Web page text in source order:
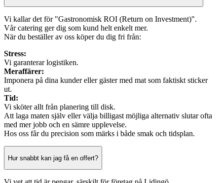
Vi kallar det för "Gastronomisk ROI (Return on Investment)".
Vår catering ger dig som kund helt enkelt mer.
När du beställer av oss köper du dig fri från:
Stress:
Vi garanterar logistiken.
Meraffärer:
Imponera på dina kunder eller gäster med mat som faktiskt sticker
ut.
Tid:
Vi sköter allt från planering till disk.
Att laga maten själv eller välja billigast möjliga alternativ slutar ofta
med mer jobb och en sämre upplevelse.
Hos oss får du precision som märks i både smak och tidsplan.
Hur snabbt kan jag få en offert?